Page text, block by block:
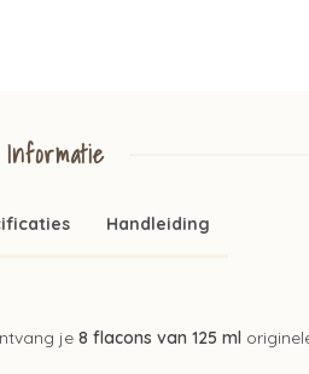
Handleiding
je 8 flacons van 125 ml